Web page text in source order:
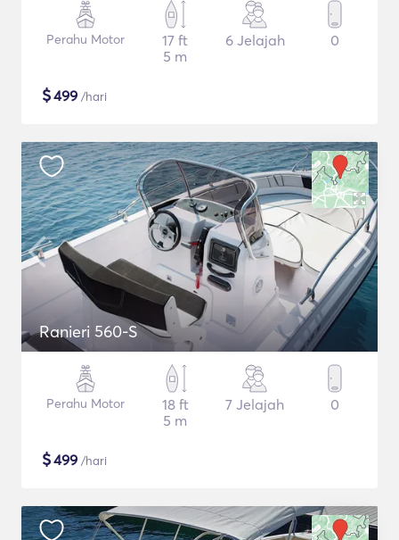
Perahu Motor
17 ft
5 m
6 Jelajah 0
$499 /hari
Ranieri 560-S
Perahu Motor
18 ft
5 m
7 Jelajah 0
$499 /hari